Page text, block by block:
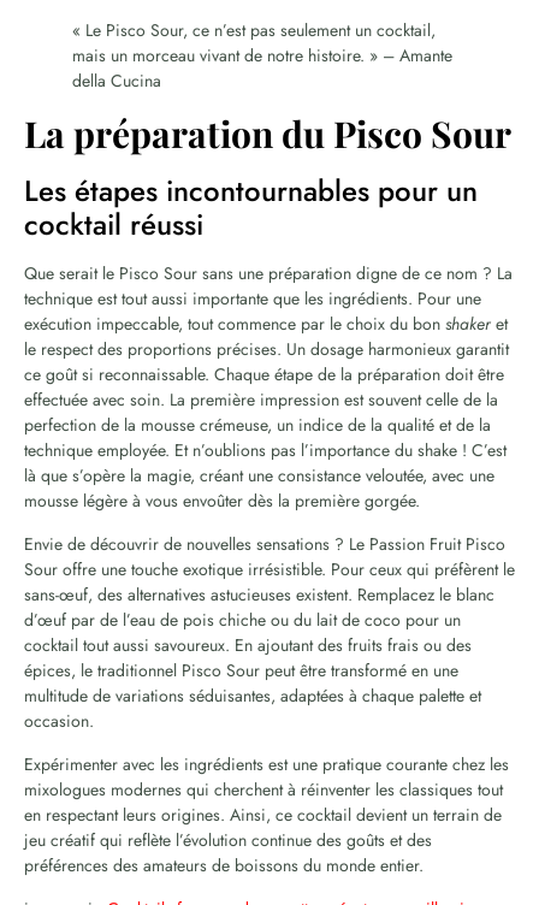
« Le Pisco Sour, ce n’est pas seulement un cocktail,
mais un morceau vivant de notre histoire. » – Amante
della Cucina
La préparation du Pisco Sour
Les étapes incontournables pour un
cocktail réussi
Que serait le Pisco Sour sans une préparation digne de ce nom ? La
technique est tout aussi importante que les ingrédients. Pour une
exécution impeccable, tout commence par le choix du bon shaker et
le respect des proportions précises. Un dosage harmonieux garantit
ce goût si reconnaissable. Chaque étape de la préparation doit être
effectuée avec soin. La première impression est souvent celle de la
perfection de la mousse crémeuse, un indice de la qualité et de la
technique employée. Et n’oublions pas l’importance du shake ! C’est
là que s’opère la magie, créant une consistance veloutée, avec une
mousse légère à vous envoûter dès la première gorgée.
Envie de découvrir de nouvelles sensations ? Le Passion Fruit Pisco
Sour offre une touche exotique irrésistible. Pour ceux qui préfèrent le
sans-œuf, des alternatives astucieuses existent. Remplacez le blanc
d’œuf par de l’eau de pois chiche ou du lait de coco pour un
cocktail tout aussi savoureux. En ajoutant des fruits frais ou des
épices, le traditionnel Pisco Sour peut être transformé en une
multitude de variations séduisantes, adaptées à chaque palette et
occasion.
Expérimenter avec les ingrédients est une pratique courante chez les
mixologues modernes qui cherchent à réinventer les classiques tout
en respectant leurs origines. Ainsi, ce cocktail devient un terrain de
jeu créatif qui reflète l’évolution continue des goûts et des
préférences des amateurs de boissons du monde entier.